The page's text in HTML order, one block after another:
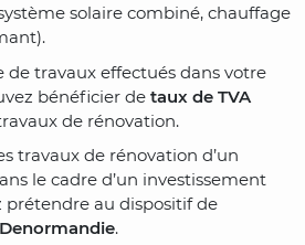
solaire combiné, chauffage
de travaux effectués dans votre
bénéficier de taux de TVA
de rénovation.
travaux de rénovation d’un
le cadre d’un investissement
prétendre au dispositif de
.